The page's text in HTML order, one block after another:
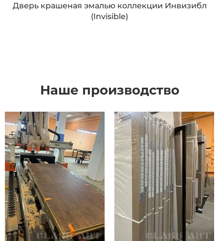
Дверь крашеная эмалью коллекции Инвизибл
(Invisible)
Наше производство